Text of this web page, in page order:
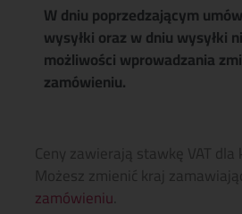
W dniu poprzedzającym
wysyłki oraz w dniu wysyłki
możliwości wprowadzania
zamówieniu.
Ceny zawierają stawkę VAT dla
Możesz zmienić kraj
zamówieniu